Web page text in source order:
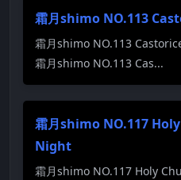
霜月shimo NO.113
霜月shimo NO.113
霜月shimo NO.113 Cas...
霜月shimo NO.117
Night
霜月shimo NO.117 Holy